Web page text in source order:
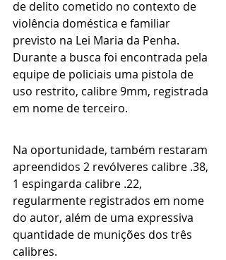
de delito cometido no contexto de
violência doméstica e familiar
previsto na Lei Maria da Penha.
Durante a busca foi encontrada pela
equipe de policiais uma pistola de
uso restrito, calibre 9mm, registrada
em nome de terceiro.
Na oportunidade, também restaram
apreendidos 2 revólveres calibre .38,
1 espingarda calibre .22,
regularmente registrados em nome
do autor, além de uma expressiva
quantidade de munições dos três
calibres.